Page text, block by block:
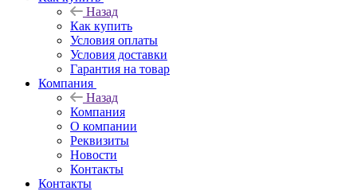
Назад
Как купить
Условия оплаты
Условия доставки
Гарантия на товар
Компания
Назад
Компания
О компании
Реквизиты
Новости
Контакты
Контакты